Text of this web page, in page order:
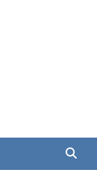
война
Новороссии, ДНР,